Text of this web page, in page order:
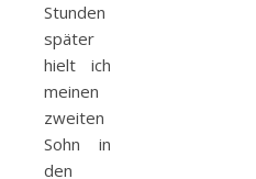
Stunden
später
hielt ich
meinen
zweiten
Sohn in
den